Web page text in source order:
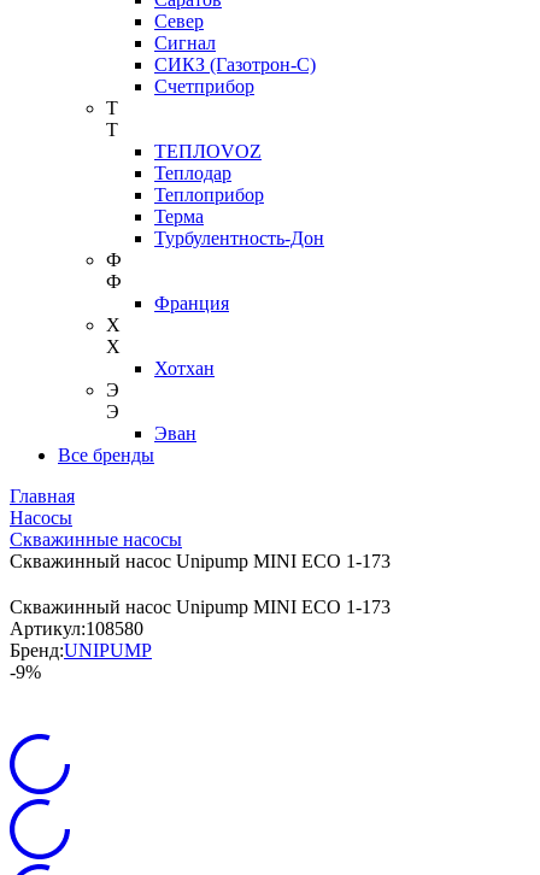
Север
Сигнал
СИКЗ (Газотрон-С)
Счетприбор
Т
Т
ТЕПЛОVOZ
Теплодар
Теплоприбор
Терма
Турбулентность-Дон
Ф
Ф
Франция
Х
Х
Хотхан
Э
Э
Эван
Все бренды
Главная
Насосы
Скважинные насосы
Скважинный насос Unipump MINI ECO 1-173
Скважинный насос Unipump MINI ECO 1-173
Артикул:108580
Бренд:UNIPUMP
-9%